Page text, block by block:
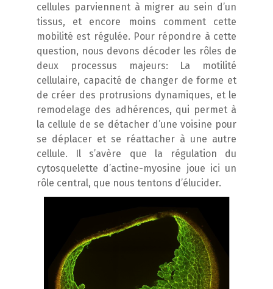
cellules parviennent à migrer au sein d’un
tissus, et encore moins comment cette
mobilité est régulée. Pour répondre à cette
question, nous devons décoder les rôles de
deux processus majeurs: La motilité
cellulaire, capacité de changer de forme et
de créer des protrusions dynamiques, et le
remodelage des adhérences, qui permet à
la cellule de se détacher d’une voisine pour
se déplacer et se réattacher à une autre
cellule. Il s’avère que la régulation du
cytosquelette d’actine-myosine joue ici un
rôle central, que nous tentons d’élucider.